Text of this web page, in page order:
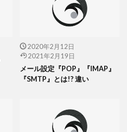
2020年2月12日
2021年2月19日
メール設定『POP』『IMAP』
『SMTP』とは!? 違い